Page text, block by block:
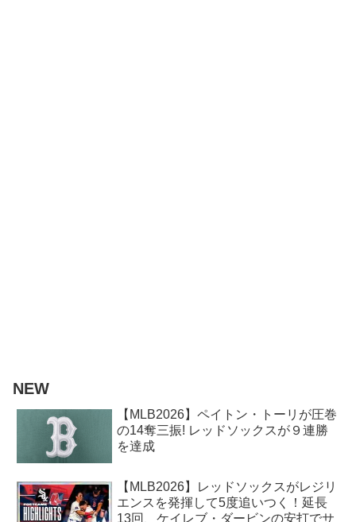
NEW
【MLB2026】ペイトン・トーリが圧巻
の14奪三振! レッドソックスが９連勝
を達成
【MLB2026】レッドソックスがレジリ
エンスを発揮して5度追いつく！延長
13回、ケイレブ・ダービンの安打でサ